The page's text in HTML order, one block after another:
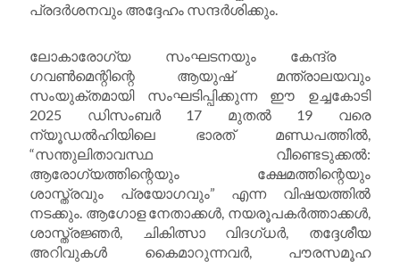
പ്രദർശനവും അദ്ദേഹം സന്ദർശിക്കും.
ലോകാരോഗ്യ സംഘടനയും കേന്ദ്ര ​
ഗവൺമെന്റിന്റെ ആയുഷ് മന്ത്രാലയവും
സംയുക്തമായി സംഘടിപ്പിക്കുന്ന ഈ ഉച്ചകോടി
2025 ഡിസംബർ 17 മുതൽ 19 വരെ
ന്യൂഡൽഹിയിലെ ഭാരത് മണ്ഡപത്തിൽ,
“സന്തുലിതാവസ്ഥ വീണ്ടെടുക്കൽ:
ആരോഗ്യത്തിന്റെയും ക്ഷേമത്തിന്റെയും
ശാസ്ത്രവും പ്രയോഗവും” എന്ന വിഷയത്തിൽ
നടക്കും. ആഗോള നേതാക്കൾ, നയരൂപകർത്താക്കൾ,
ശാസ്ത്രജ്ഞർ, ചികിത്സാ വിദ​ഗ്ധർ, തദ്ദേശീയ
അറിവുകൾ കൈമാറുന്നവർ, പൗരസമൂഹ